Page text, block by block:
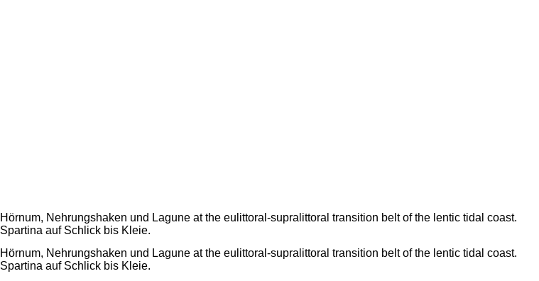
Hörnum, Nehrungshaken und Lagune at the eulittoral-supralittoral transition belt of the lentic tidal coast.
Spartina auf Schlick bis Kleie.
Hörnum, Nehrungshaken und Lagune at the eulittoral-supralittoral transition belt of the lentic tidal coast.
Spartina auf Schlick bis Kleie.